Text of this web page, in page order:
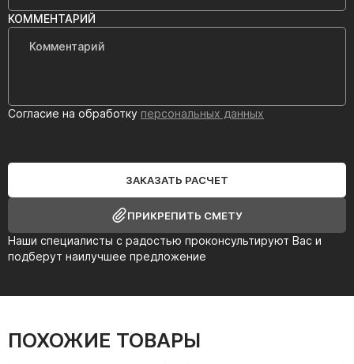
Наши специалисты с радостью проконсультируют Вас и
подберут наилучшее предложение
КОММЕНТАРИЙ
Согласие на обработку персональных данных
ЗАКАЗАТЬ РАСЧЕТ
ПРИКРЕПИТЬ СМЕТУ
ПОХОЖИЕ ТОВАРЫ